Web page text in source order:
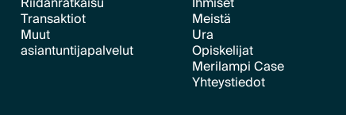
Text Link
Transaktiot
Text Link
Muut
asiantuntijapalvelut
Text Link
Meistä
Text Link
Ura
Text Link
Opiskelijat
Text Link
Merilampi Case
Text Link
Yhteystiedot